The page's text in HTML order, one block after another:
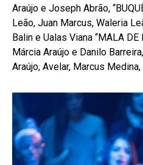
Araújo e Joseph Abrão,
Leão, Juan Marcus, Waleria
Balin e Ualas Viana “MALA
Márcia Araújo e Danilo
Araújo, Avelar, Marcus